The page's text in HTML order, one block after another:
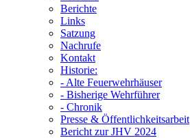
Berichte
Links
Satzung
Nachrufe
Kontakt
Historie:
- Alte Feuerwehrhäuser
- Bisherige Wehrführer
- Chronik
Presse & Öffentlichkeitsarbeit
Bericht zur JHV 2024